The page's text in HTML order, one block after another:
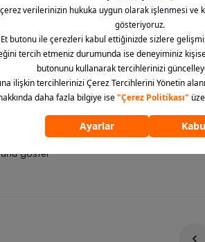
fonksiyonelliği artırır.
yardımcı olur.
sportif hem de casual kombinlere uyum
Lacing'' Erkek Pantolon, rahatlığı ve
Nike erkek giyim modelini
göster